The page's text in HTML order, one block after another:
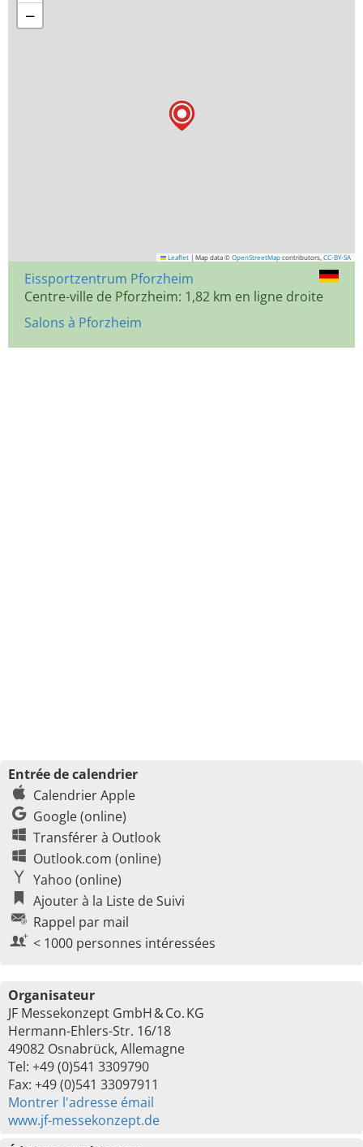
−
Leaflet | Map data © OpenStreetMap contributors, CC-BY-SA
Eissportzentrum Pforzheim
Centre-ville de Pforzheim: 1,82 km en ligne droite
Salons à Pforzheim
Entrée de calendrier
Calendrier Apple
Google (online)
Transférer à Outlook
Outlook.com (online)
Yahoo (online)
Ajouter à la Liste de Suivi
Rappel par mail
< 1000 personnes intéressées
Organisateur
JF Messekonzept GmbH & Co. KG
Hermann-Ehlers-Str. 16/18
49082 Osnabrück, Allemagne
Tel: +49 (0)541 3309790
Fax: +49 (0)541 33097911
Montrer l'adresse émail
www.jf-messekonzept.de